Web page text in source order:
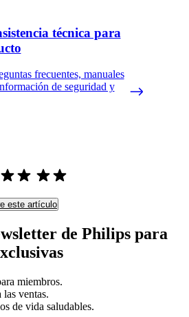
técnica para
frecuentes, manuales
de seguridad y
este artículo
de Philips para
miembros.
ventas.
de vida saludables.